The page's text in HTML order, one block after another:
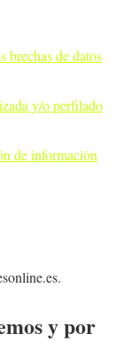
brechas de datos
y/o perfilado
de información
y por